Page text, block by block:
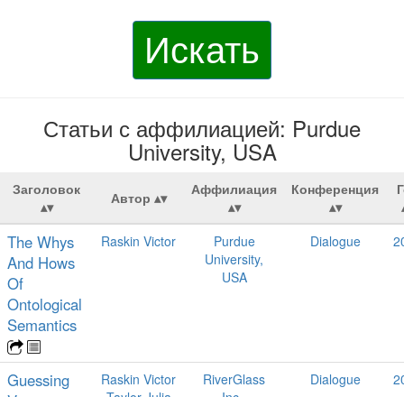
Искать
Статьи с аффилиацией: Purdue
University, USA
Заголовок Автор Аффилиация Конференция
The Whys
And Hows
Of
Ontological
Semantics
Raskin Victor
Purdue
University,
USA
Dialogue
Guessing
Raskin Victor
RiverGlass
Dialogue